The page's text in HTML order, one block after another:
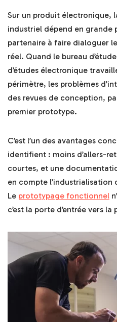
Sur un produit électronique,
industriel dépend en grande
partenaire à faire dialoguer
réel. Quand le bureau
d’études électronique
périmètre, les problèmes
des revues de conception,
premier prototype.
C’est l’un des avantages
identifient : moins d’allers-
courtes, et une
en compte l’industrialisation
Le prototypage fonctionnel
c’est la porte d’entrée vers